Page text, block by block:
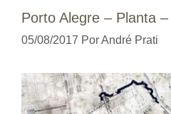
Porto Alegre – Planta
05/08/2017 PorAndré Prati